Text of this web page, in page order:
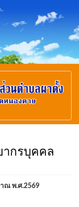
กรบุคคล
ณ พ.ศ.2569